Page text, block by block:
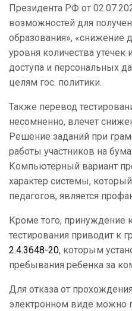
Президента РФ от
возможностей для
образования»,
уровня количества
доступа и персональных
целям гос. политики.
Также перевод
несомненно, влечет
Решение заданий при
работы участников на
Компьютерный вариант
характер системы,
педагогов, является
Кроме того, принуждение
тестирования приводит к
2.4.3648-20, которым
пребывания ребенка за
Для отказа от
электронном виде можно